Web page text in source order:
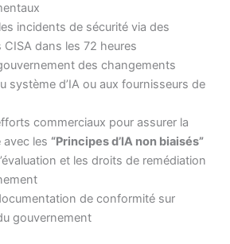
incidents de sécurité via des
CISA dans les 72 heures
des changements
système d’IA ou aux fournisseurs de
commerciaux pour assurer la
les “Principes d’IA non biaisés”
et les droits de remédiation
de conformité sur
gouvernement